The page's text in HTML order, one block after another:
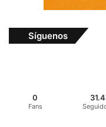
Síguenos
0
Fans